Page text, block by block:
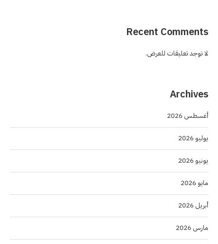
Recent Comments
لا توجد تعليقات للعرض.
Archives
أغسطس 2026
يوليو 2026
يونيو 2026
مايو 2026
أبريل 2026
مارس 2026